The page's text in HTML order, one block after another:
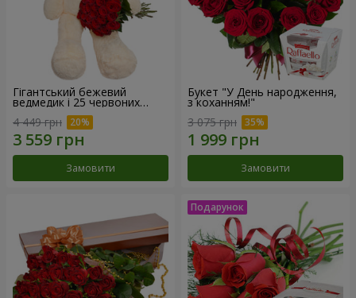
Гігантський бежевий
ведмедик і 25 червоних
троянд
4 449 грн
Замовити
Букет "У День народження,
з коханням!"
3 075 грн
Замовити